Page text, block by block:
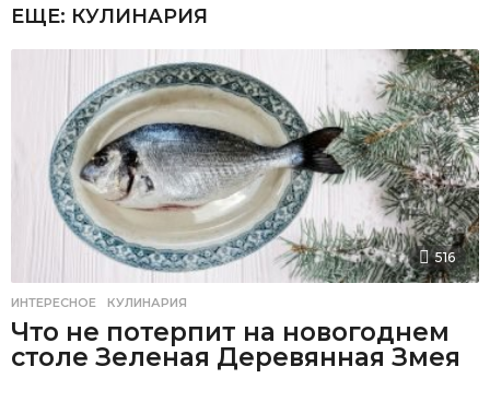
ЕЩЕ: КУЛИНАРИЯ
516
ИНТЕРЕСНОЕ ,КУЛИНАРИЯ
Что не потерпит на новогоднем
столе Зеленая Деревянная Змея